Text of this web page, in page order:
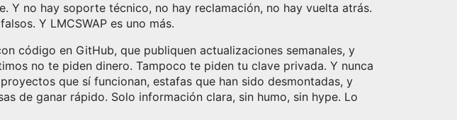
Y no hay soporte técnico, no hay reclamación, no hay vuelta atrás.
Y LMCSWAP es uno más.
código en GitHub, que publiquen actualizaciones semanales, y
no te piden dinero. Tampoco te piden tu clave privada. Y nunca
que sí funcionan, estafas que han sido desmontadas, y
de ganar rápido. Solo información clara, sin humo, sin hype. Lo